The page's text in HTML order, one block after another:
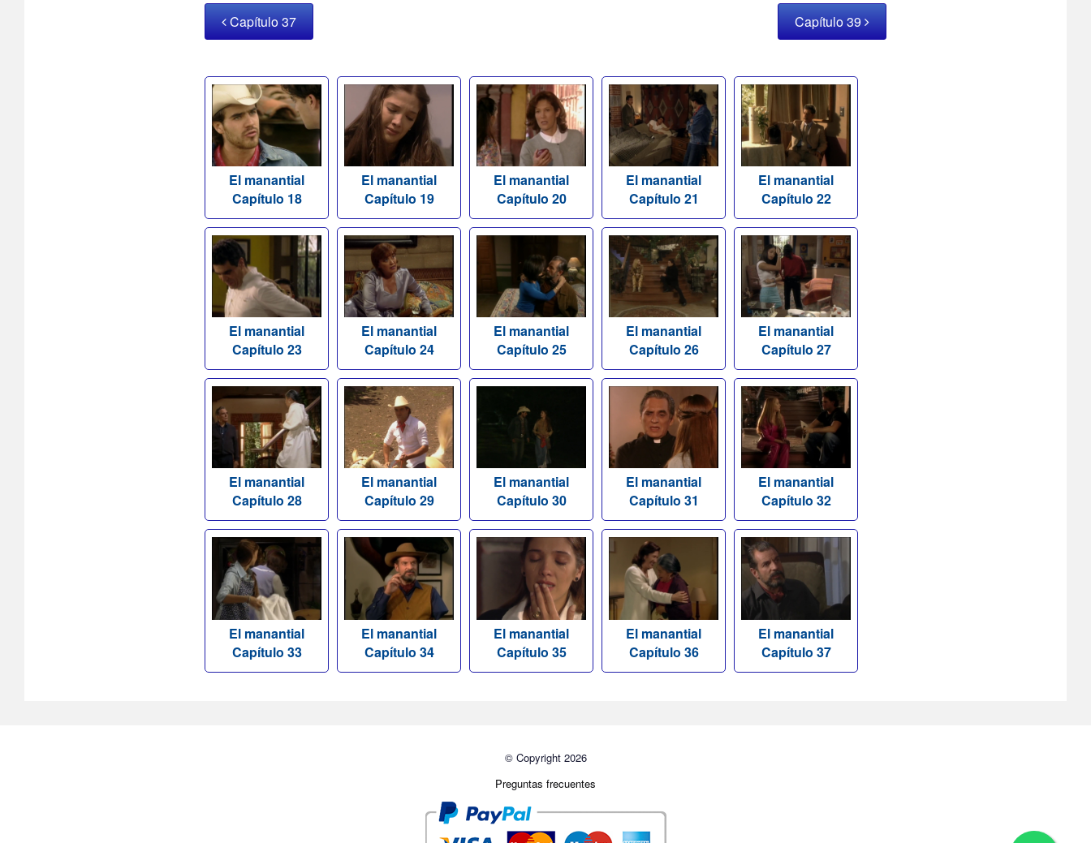
Capítulo 37 Capítulo 39
El manantial
Capítulo 18
El manantial
Capítulo 19
El manantial
Capítulo 20
El manantial
Capítulo 21
El manantial
Capítulo 22
El manantial
Capítulo 23
El manantial
Capítulo 24
El manantial
Capítulo 25
El manantial
Capítulo 26
El manantial
Capítulo 27
El manantial
Capítulo 28
El manantial
Capítulo 29
El manantial
Capítulo 30
El manantial
Capítulo 31
El manantial
Capítulo 32
El manantial
Capítulo 33
El manantial
Capítulo 34
El manantial
Capítulo 35
El manantial
Capítulo 36
El manantial
Capítulo 37
© Copyright 2026
Preguntas frecuentes